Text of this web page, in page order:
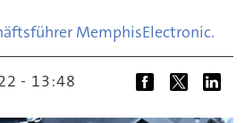
MemphisElectronic.
- 13:48